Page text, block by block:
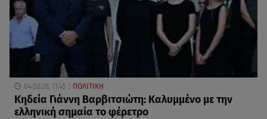
04.08.26, 11:45 ΠΟΛΙΤΙΚΗ
Κηδεία Γιάννη Βαρβιτσιώτη: Καλυμμένο με την
ελληνική σημαία το φέρετρο